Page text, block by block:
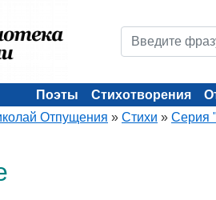
Поэты Стихотворения
Отпущения » Стихи » Серия